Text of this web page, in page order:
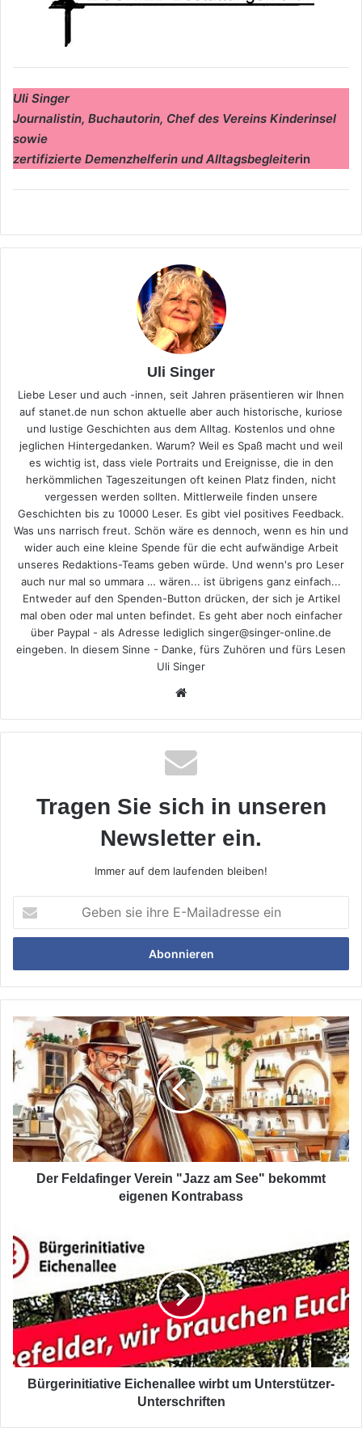
Uli Singer
Journalistin, Buchautorin, Chef des Vereins Kinderinsel
sowie
zertifizierte Demenzhelferin undAlltagsbegleiterin
Uli Singer
Liebe Leser und auch -innen, seit Jahren präsentieren wir Ihnen
auf stanet.de nun schon aktuelle aber auch historische, kuriose
und lustige Geschichten aus dem Alltag. Kostenlos und ohne
jeglichen Hintergedanken. Warum? Weil es Spaß macht und weil
es wichtig ist, dass viele Portraits und Ereignisse, die in den
herkömmlichen Tageszeitungen oft keinen Platz finden, nicht
vergessen werden sollten. Mittlerweile finden unsere
Geschichten bis zu 10000 Leser. Es gibt viel positives Feedback.
Was uns narrisch freut. Schön wäre es dennoch, wenn es hin und
wider auch eine kleine Spende für die echt aufwändige Arbeit
unseres Redaktions-Teams geben würde. Und wenn's pro Leser
auch nur mal so ummara … wären... ist übrigens ganz einfach...
Entweder auf den Spenden-Button drücken, der sich je Artikel
mal oben oder mal unten befindet. Es geht aber noch einfacher
über Paypal - als Adresse lediglich singer@singer-online.de
eingeben. In diesem Sinne - Danke, fürs Zuhören und fürs Lesen
Uli Singer
Tragen Sie sich in unseren
Newsletter ein.
Immer auf dem laufenden bleiben!
sie
ihre
Mailadresse
ein
Der
Feldafinger
Verein
"Jazz
See"
bekommt
eigenen
Kontrabass
Der Feldafinger Verein "Jazz am See" bekommt
eigenen Kontrabass
Eichenallee
wirbt
um
Unterstützer-
Unterschriften
Bürgerinitiative Eichenallee wirbt um Unterstützer-
Unterschriften